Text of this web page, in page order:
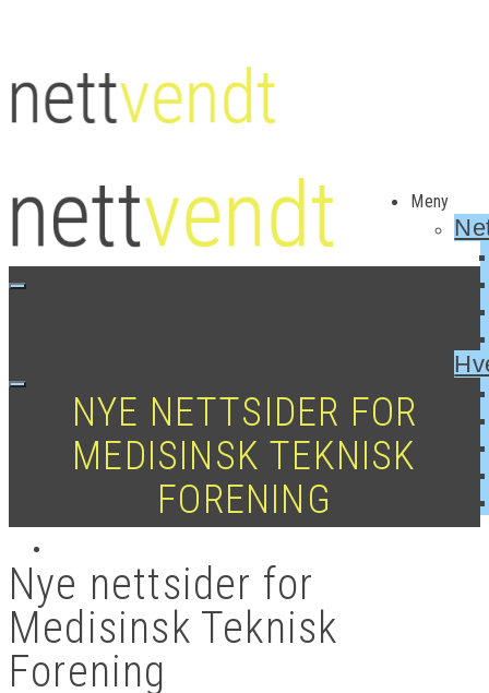
Meny
NYE NETTSIDER FOR
MEDISINSK TEKNISK
FORENING
Nye nettsider for
Medisinsk Teknisk
Forening